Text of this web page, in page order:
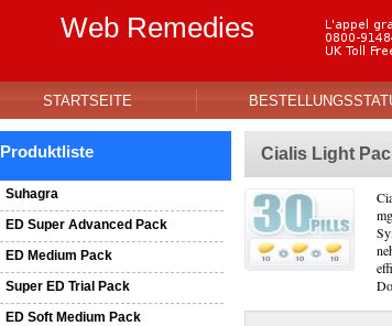
Web Remedies
STARTSEITE
Produktliste
Suhagra
ED Super Advanced Pack
ED Medium Pack
Super ED Trial Pack
ED Soft Medium Pack
Cialis Light